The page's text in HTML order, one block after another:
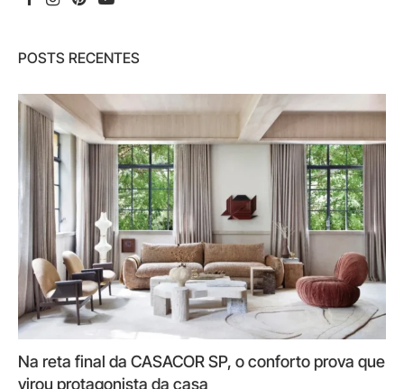
POSTS RECENTES
Na reta final da CASACOR SP, o conforto prova que
virou protagonista da casa